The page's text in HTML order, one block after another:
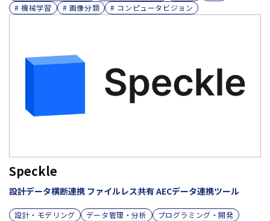
# 機械学習
# 画像分類 # コンピュータビジョン
Speckle
設計データ横断連携 ファイルレス共有 AECデータ連携ツール
設計・モデリング データ管理・分析
プログラミング・開発